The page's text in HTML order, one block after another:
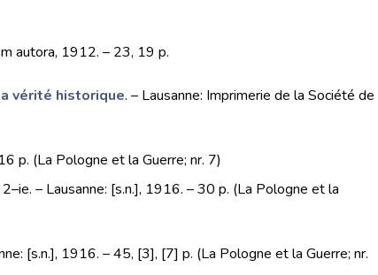
autora, 1912. – 23, 19 p.
vérité historique. – Lausanne: Imprimerie de la Société de
p. (La Pologne et la Guerre; nr. 7)
– Lausanne: [s.n.], 1916. – 30 p. (La Pologne et la
[s.n.], 1916. – 45, [3], [7] p. (La Pologne et la Guerre; nr.